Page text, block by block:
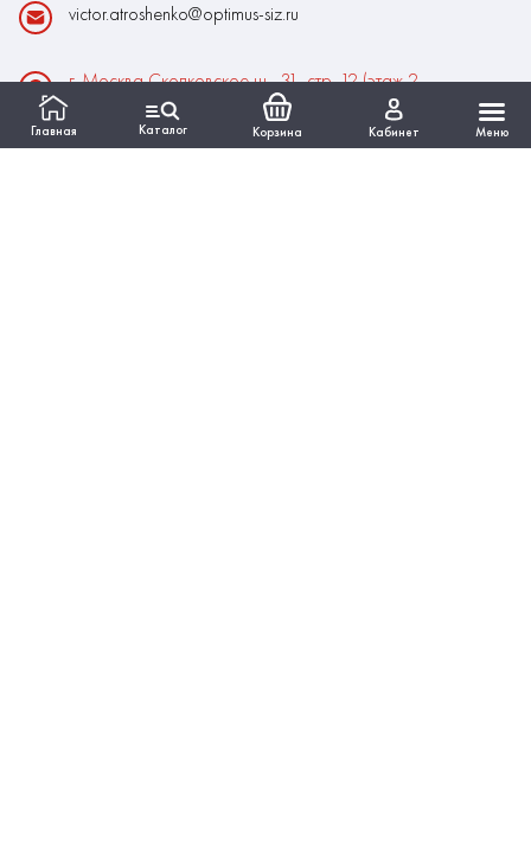
Главная Каталог Корзина Кабинет Меню
victor.atroshenko@optimus-siz.ru
г. Москва Сколковское ш., 31, стр. 12 (этаж 2,
помещение 22)
Время работы: